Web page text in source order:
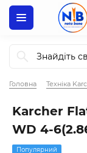
Головна Техніка
Karcher
WD 4-
Популярний